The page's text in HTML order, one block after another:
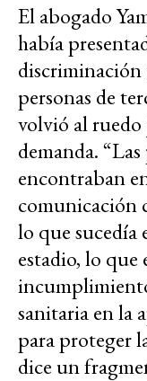
El abogado
había
personas de
volvió al
demanda.
encontraban
comunicación
lo que sucedía
estadio, lo
sanitaria en la
para proteger
dice un